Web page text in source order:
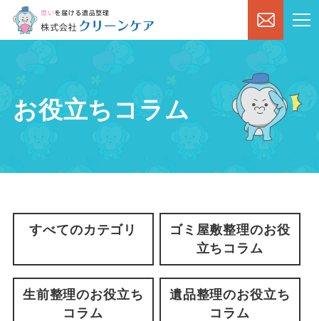
お役立ちコラム
すべてのカテゴリ
ゴミ屋敷整理のお役
立ちコラム
生前整理のお役立ち
コラム
遺品整理のお役立ち
コラム